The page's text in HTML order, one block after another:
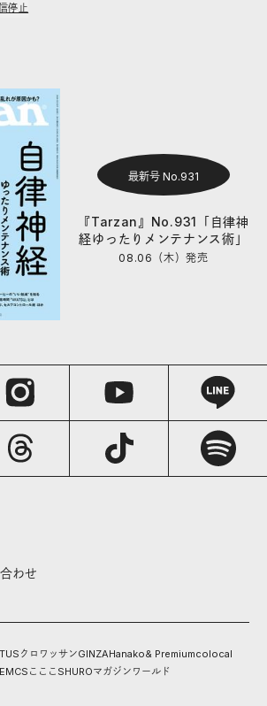
停止
最新号 No.931
『Tarzan』No.931「自律神
経ゆったりメンテナンス術」
08.06（木）発売
わせ
クロワッサンGINZAHanako& Premiumcolocal
MCS こここ SHUROマガジンワールド